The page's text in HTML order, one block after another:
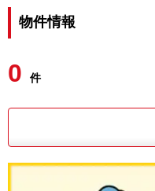
物件情報
0 件